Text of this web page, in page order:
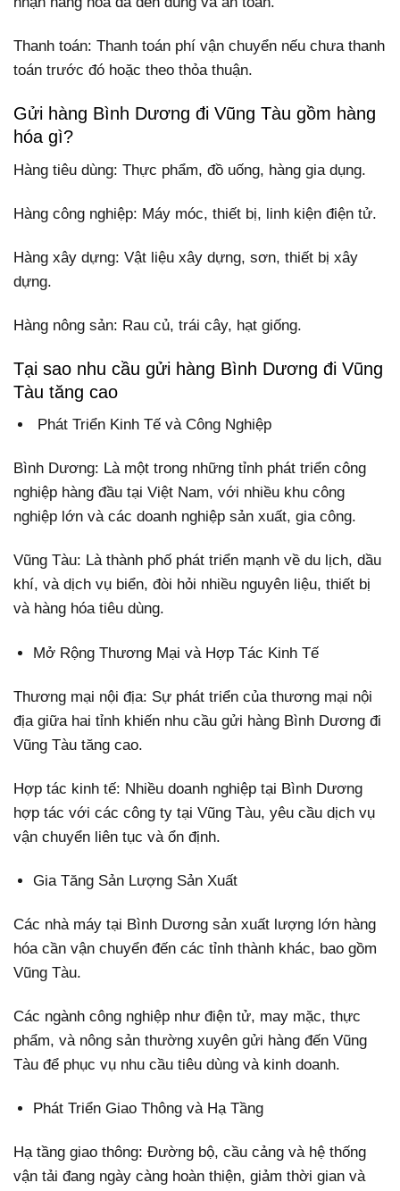
Thanh toán: Thanh toán phí vận chuyển nếu chưa thanh
toán trước đó hoặc theo thỏa thuận.
Gửi hàng Bình Dương đi Vũng Tàu gồm hàng
hóa gì?
Hàng tiêu dùng: Thực phẩm, đồ uống, hàng gia dụng.
Hàng công nghiệp: Máy móc, thiết bị, linh kiện điện tử.
Hàng xây dựng: Vật liệu xây dựng, sơn, thiết bị xây
dựng.
Hàng nông sản: Rau củ, trái cây, hạt giống.
Tại sao nhu cầu gửi hàng Bình Dương đi Vũng
Tàu tăng cao
Phát Triển Kinh Tế và Công Nghiệp
Bình Dương: Là một trong những tỉnh phát triển công
nghiệp hàng đầu tại Việt Nam, với nhiều khu công
nghiệp lớn và các doanh nghiệp sản xuất, gia công.
Vũng Tàu: Là thành phố phát triển mạnh về du lịch, dầu
khí, và dịch vụ biển, đòi hỏi nhiều nguyên liệu, thiết bị
và hàng hóa tiêu dùng.
Mở Rộng Thương Mại và Hợp Tác Kinh Tế
Thương mại nội địa: Sự phát triển của thương mại nội
địa giữa hai tỉnh khiến nhu cầu gửi hàng Bình Dương đi
Vũng Tàu tăng cao.
Hợp tác kinh tế: Nhiều doanh nghiệp tại Bình Dương
hợp tác với các công ty tại Vũng Tàu, yêu cầu dịch vụ
vận chuyển liên tục và ổn định.
Gia Tăng Sản Lượng Sản Xuất
Các nhà máy tại Bình Dương sản xuất lượng lớn hàng
hóa cần vận chuyển đến các tỉnh thành khác, bao gồm
Vũng Tàu.
Các ngành công nghiệp như điện tử, may mặc, thực
phẩm, và nông sản thường xuyên gửi hàng đến Vũng
Tàu để phục vụ nhu cầu tiêu dùng và kinh doanh.
Phát Triển Giao Thông và Hạ Tầng
Hạ tầng giao thông: Đường bộ, cầu cảng và hệ thống
vận tải đang ngày càng hoàn thiện, giảm thời gian và